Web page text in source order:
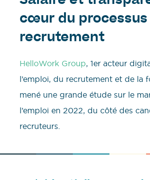
cœur du processus
recrutement
HelloWork Group, 1er acteur
l’emploi, du recrutement et de la
mené une grande étude sur le
l’emploi en 2022, du côté des
recruteurs.